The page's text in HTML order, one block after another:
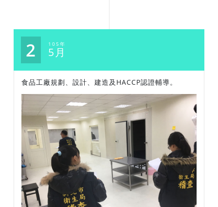
2 105年
5月
食品工廠規劃、設計、建造及HACCP認證輔導。